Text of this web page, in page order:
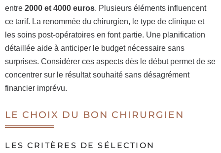
entre 2000 et 4000 euros. Plusieurs éléments influencent
ce tarif. La renommée du chirurgien, le type de clinique et
les soins post-opératoires en font partie. Une planification
détaillée aide à anticiper le budget nécessaire sans
surprises. Considérer ces aspects dès le début permet de se
concentrer sur le résultat souhaité sans désagrément
financier imprévu.
LE CHOIX DU BON CHIRURGIEN
LES CRITÈRES DE SÉLECTION